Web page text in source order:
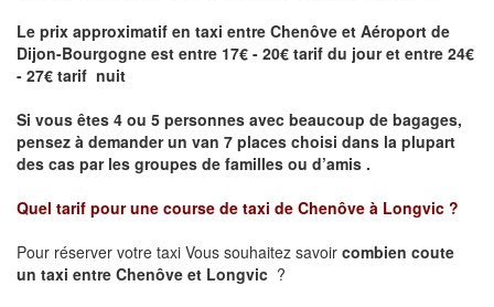
Le prix approximatif en taxi entre Chenôve et Aéroport de
Dijon-Bourgogne est entre 17€ - 20€ tarif du jour et entre 24€
- 27€ tarif nuit
Si vous êtes 4 ou 5 personnes avec beaucoup de bagages,
pensez à demander un van 7 places choisi dans la plupart
des cas par les groupes de familles ou d’amis .
Quel tarif pour une course de taxi de Chenôve à Longvic ?
Pour réserver votre taxi Vous souhaitez savoir combien coute
un taxi entre Chenôve et Longvic ?